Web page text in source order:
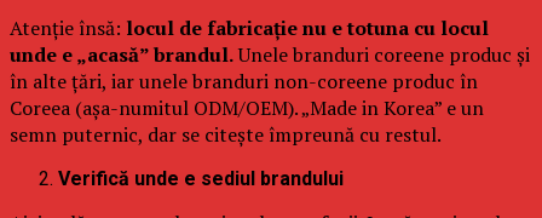
Atenție însă: locul de fabricație nu e totuna cu locul
unde e „acasă” brandul.Unele branduri coreene produc și
în alte țări, iar unele branduri non-coreene produc în
Coreea (așa-numitul ODM/OEM). „Made in Korea” e un
semn puternic, dar se citește împreună cu restul.
Verifică unde e sediul brandului